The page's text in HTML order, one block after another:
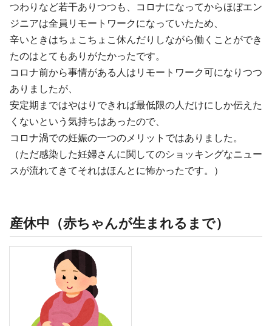
つわりなど若干ありつつも、コロナになってからほぼエン
ジニアは全員リモートワークになっていたため、
辛いときはちょこちょこ休んだりしながら働くことができ
たのはとてもありがたかったです。
コロナ前から事情がある人はリモートワーク可になりつつ
ありましたが、
安定期まではやはりできれば最低限の人だけにしか伝えた
くないという気持ちはあったので、
コロナ渦での妊娠の一つのメリットではありました。
（ただ感染した妊婦さんに関してのショッキングなニュー
スが流れてきてそれはほんとに怖かったです。）
産休中（赤ちゃんが生まれるまで）